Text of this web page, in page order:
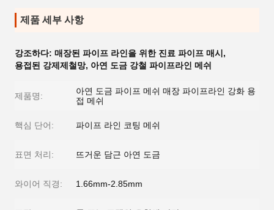
제품 세부 사항
강조하다: 매장된 파이프 라인을 위한 진료 파이프 매시 ,
용접된 강제제철망, 아연 도금 강철 파이프라인 메쉬
제품명:
아연 도금 파이프 메쉬 매장 파이프라인 강화 용
접 메쉬
핵심 단어: 파이프 라인 코팅 메쉬
표면 처리: 뜨거운 담근 아연 도금
와이어 직경: 1.66mm-2.85mm